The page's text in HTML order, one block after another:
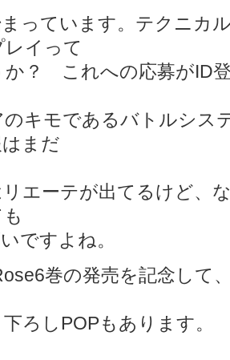
っています。テクニカ
イって
か？ これへの応募がID
キモであるバトルシス
まだ
エーテが出てるけど、
ですよね。
巻の発売を記念して
ろしPOPもあります。